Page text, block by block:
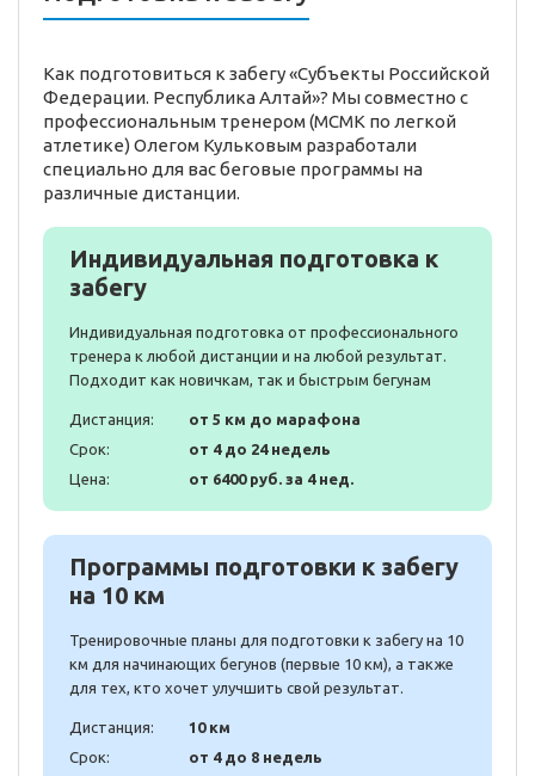
Как подготовиться к забегу «Субъекты Российской
Федерации. Республика Алтай»? Мы совместно с
профессиональным тренером (МСМК по легкой
атлетике) Олегом Кульковым разработали
специально для вас беговые программы на
различные дистанции.
Индивидуальная подготовка к
забегу
Индивидуальная подготовка от профессионального
тренера к любой дистанции и на любой результат.
Подходит как новичкам, так и быстрым бегунам
Дистанция:
от 5 км до марафона
Срок:
от 4 до 24 недель
Цена:
от 6400 руб. за 4 нед.
Программы подготовки к забегу
на 10 км
Тренировочные планы для подготовки к забегу на 10
км для начинающих бегунов (первые 10 км), а также
для тех, кто хочет улучшить свой результат.
Дистанция:
10 км
Срок:
от 4 до 8 недель